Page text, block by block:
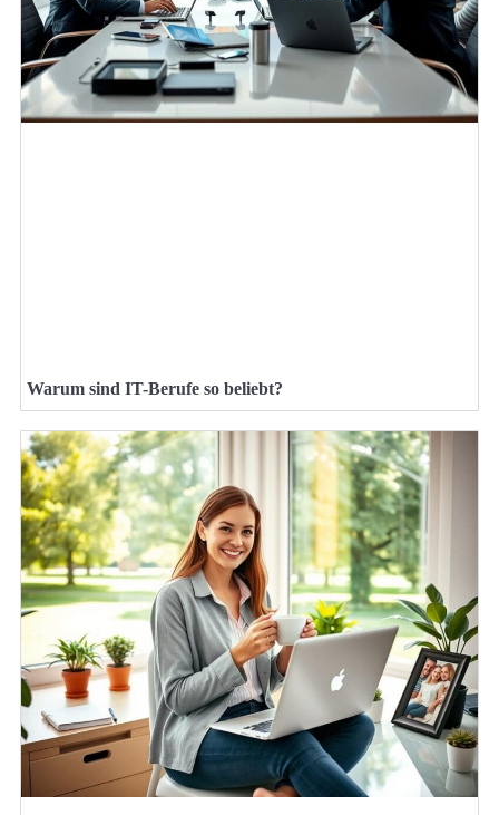
Warum sind IT-Berufe so beliebt?